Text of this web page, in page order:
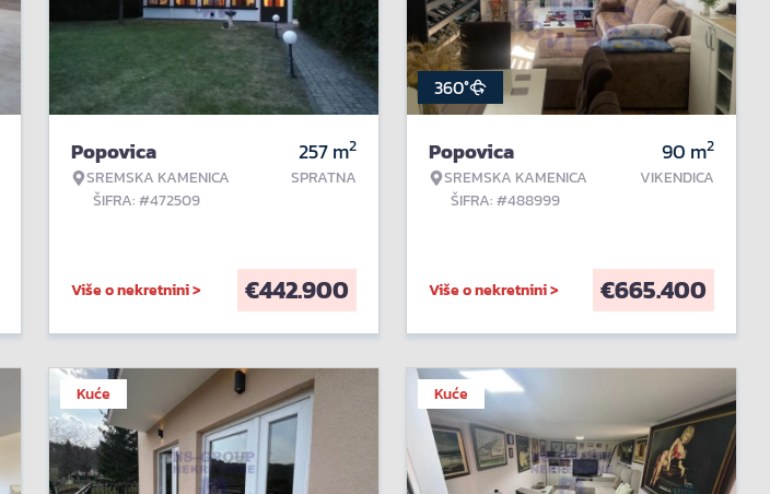
Popovica
SREMSKA KAMENICA
ŠIFRA: #472509
257m2
SPRATNA
Više o nekretnini > €442.900
360°
Popovica
SREMSKA KAMENICA
ŠIFRA: #488999
90 m2
VIKENDICA
Više o nekretnini > €665.400
Kuće Kuće